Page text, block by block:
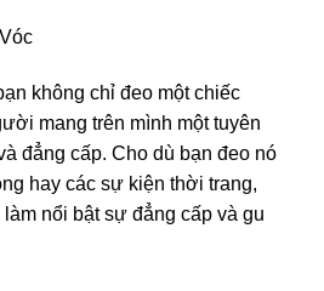
không chỉ đeo một chiếc
mang trên mình một tuyên
đẳng cấp. Cho dù bạn đeo nó
hay các sự kiện thời trang,
nổi bật sự đẳng cấp và gu